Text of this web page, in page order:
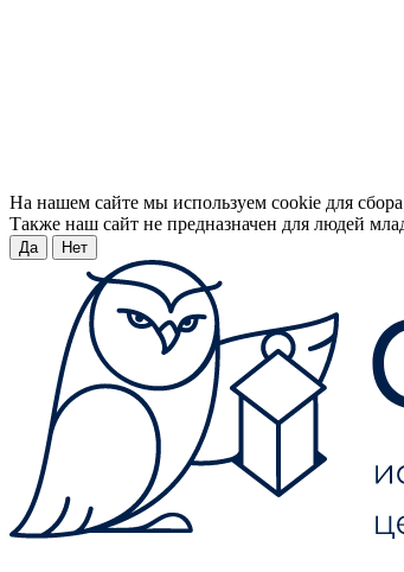
На нашем сайте мы используем cookie для
Также наш сайт не предназначен для людей
Да Нет